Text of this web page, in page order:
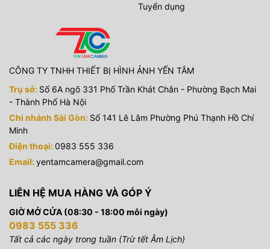
Tuyển dụng
CÔNG TY TNHH THIẾT BỊ HÌNH ẢNH YẾN TÂM
Trụ sở: Số 6A ngõ 331 Phố Trần Khát Chân - Phường Bạch Mai
- Thành Phố Hà Nội
Chi nhánh Sài Gòn: Số 141 Lê Lâm Phường Phú Thạnh Hồ Chí
Minh
Điện thoại:0983 555 336
Email:yentamcamera@gmail.com
LIÊN HỆ MUA HÀNG VÀ GÓP Ý
GIỜ MỞ CỬA (08:30 - 18:00 mỗi ngày)
0983 555 336
Tất cả các ngày trong tuần (Trừ tết Âm Lịch)